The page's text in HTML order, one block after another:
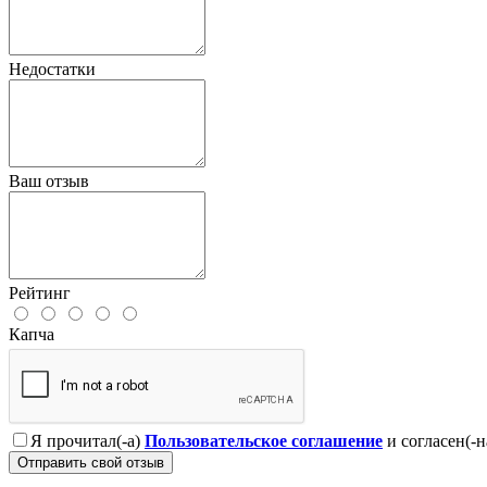
Недостатки
Ваш отзыв
Рейтинг
Капча
Я прочитал(-а) Пользовательское соглашение и согласен(-
Отправить свой отзыв